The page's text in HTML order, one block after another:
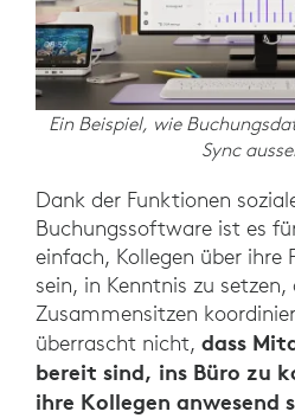
Ein Beispiel, wie
Sync
Dank der Funktionen
Buchungssoftware ist es
einfach, Kollegen über ihre
sein, in Kenntnis zu
Zusammensitzen
überrascht nicht, dass
bereit sind, ins Büro zu
ihre Kollegen anwesend